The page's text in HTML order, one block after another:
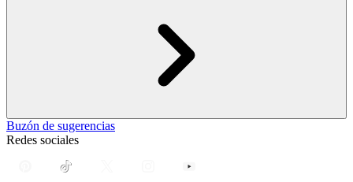
Buzón de sugerencias
Redes sociales